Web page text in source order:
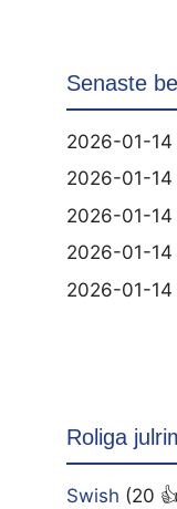
Senaste
2026-01-
2026-01-
2026-01-
2026-01-
2026-01-
Roliga
Swish (20